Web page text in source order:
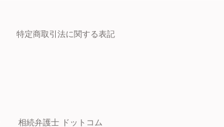
特定商取引法に関する表記
相続弁護士 ドットコム